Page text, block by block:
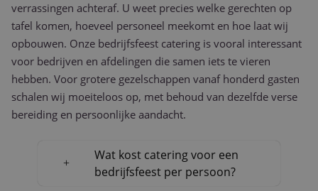
verrassingen achteraf. U weet precies welke gerechten op
tafel komen, hoeveel personeel meekomt en hoe laat wij
opbouwen. Onze bedrijfsfeest catering is vooral interessant
voor bedrijven en afdelingen die samen iets te vieren
hebben. Voor grotere gezelschappen vanaf honderd gasten
schalen wij moeiteloos op, met behoud van dezelfde verse
bereiding en persoonlijke aandacht.
Wat kost catering voor een
bedrijfsfeest per persoon?